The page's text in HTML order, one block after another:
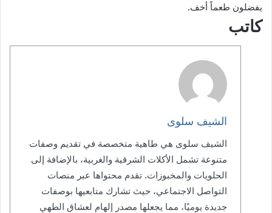
يفضلون طعماً أخف.
كاتب
الشيف سلوى
الشيف سلوى هي طاهية متخصصة في تقديم وصفات
متنوعة تشمل الأكلات الشرقية والغربية، بالإضافة إلى
الحلويات والمخبوزات. تقدم محتواها عبر منصات
التواصل الاجتماعي، حيث تشارك متابعيها بوصفات
جديدة يوميًا، مما يجعلها مصدر إلهام لعشاق الطهي